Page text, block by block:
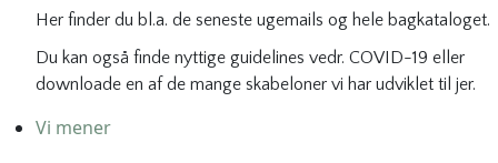
Her finder du bl.a. de seneste ugemails og hele bagkataloget.
Du kan også finde nyttige guidelines vedr. COVID-19 eller
downloade en af de mange skabeloner vi har udviklet til jer.
Vi mener